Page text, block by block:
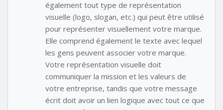
également tout type de représentation
visuelle (logo, slogan, etc.) qui peut être utilisé
pour représenter visuellement votre marque.
Elle comprend également le texte avec lequel
les gens peuvent associer votre marque.
Votre représentation visuelle doit
communiquer la mission et les valeurs de
votre entreprise, tandis que votre message
écrit doit avoir un lien logique avec tout ce que